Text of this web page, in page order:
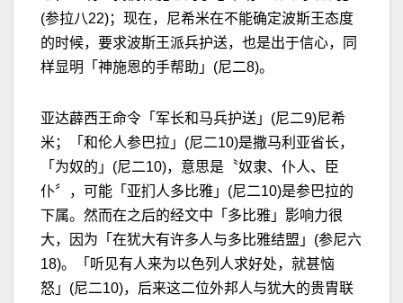
(参拉八22)；现在，尼希米在不能确定波斯王态度
的时候，要求波斯王派兵护送，也是出于信心，同
样显明「神施恩的手帮助」(尼二8)。
亚达薜西王命令「军长和马兵护送」(尼二9)尼希
米；「和伦人参巴拉」(尼二10)是撒马利亚省长，
「为奴的」(尼二10)，意思是〝奴隶、仆人、臣
仆〞，可能「亚扪人多比雅」(尼二10)是参巴拉的
下属。然而在之后的经文中「多比雅」影响力很
大，因为「在犹大有许多人与多比雅结盟」(参尼六
18)。「听见有人来为以色列人求好处，就甚恼
怒」(尼二10)，后来这二位外邦人与犹大的贵胄联